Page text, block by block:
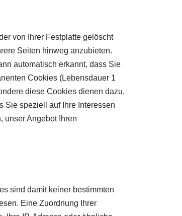
von Ihrer Festplatte gelöscht
Seiten hinweg anzubieten.
automatisch erkannt, dass Sie
Cookies (Lebensdauer 1
diese Cookies dienen dazu,
Sie speziell auf Ihre Interessen
unser Angebot Ihren
sind damit keiner bestimmten
Eine Zuordnung Ihrer